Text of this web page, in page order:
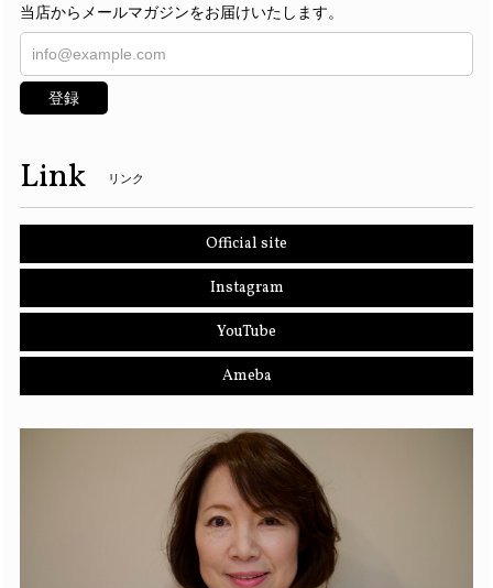
当店からメールマガジンをお届けいたします。
登録
Link リンク
Official site
Instagram
YouTube
Ameba